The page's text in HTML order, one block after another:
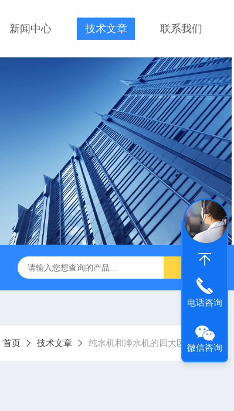
新闻中心 技术文章 联系我们
Nitrogen-B-5/10/30/60/100质谱专用氮气发生器
首页 技术文章 纯水机和净水机的四大区别
电话咨询
微信咨询